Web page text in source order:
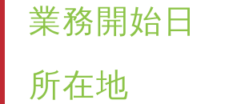
業務開始日
所在地